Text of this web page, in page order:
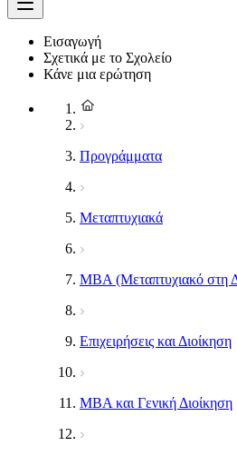
Εισαγωγή
Σχετικά με το Σχολείο
Κάνε μια ερώτηση
Προγράμματα
Μεταπτυχιακά
MBA (Μεταπτυχιακό στη
Επιχειρήσεις και Διοίκηση
MBA και Γενική Διοίκηση